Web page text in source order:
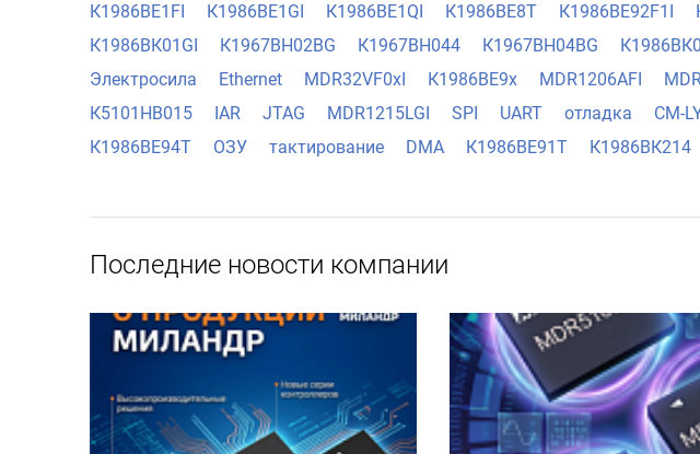
К1986ВЕ1FI К1986ВЕ1GI К1986ВЕ1QI К1986ВЕ8Т К1986ВЕ92F1I
К1986ВК01GI
К1967ВН02BG К1967ВН044 К1967ВН04BG
Электросила
Ethernet MDR32VF0xI К1986ВЕ9х MDR1206AFI
К5101НВ015
IAR JTAG MDR1215LGI SPI UART отладка CM-
К1986ВЕ94Т
ОЗУ тактирование DMA К1986ВЕ91Т К1986ВК214
Последние новости компании